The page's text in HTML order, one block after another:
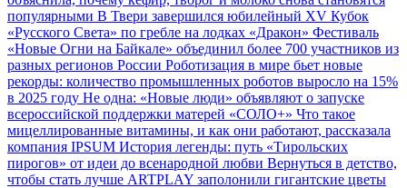
популярными В Твери завершился юбилейный XV Кубок
«Русского Света» по гребле на лодках «Дракон» Фестиваль
«Новые Огни на Байкале» объединил более 700 участников из
разных регионов России Роботизация в мире бьет новые
рекорды: количество промышленных роботов выросло на 15%
в 2025 году Не одна: «Новые люди» объявляют о запуске
всероссийской поддержки матерей «СОЛО+» Что такое
мицеллированные витамины, и как они работают, рассказала
компания IPSUM История легенды: путь «Тирольских
пирогов» от идеи до всенародной любви Вернуться в детство,
чтобы стать лучше ARTPLAY заполонили гигантские цветы